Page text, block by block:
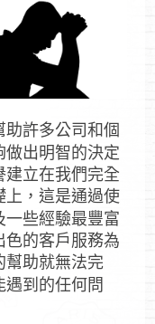
助許多公司和個
做出明智的決定
建立在我們完全
上，這是通過使
一些經驗最豐富
色的客戶服務為
幫助就無法完
到的任何問